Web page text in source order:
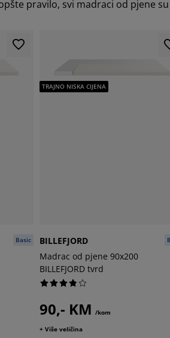
pravilo, svi madraci od pjene
Basic
TRAJNO NISKA CIJENA
BILLEFJORD
Madrac od pjene 90x200
BILLEFJORD tvrd
90,- KM /kom
+ Više veličina